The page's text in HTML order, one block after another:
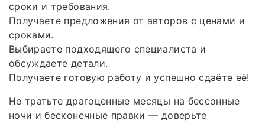
сроки и требования.
Получаете предложения от авторов с ценами и
сроками.
Выбираете подходящего специалиста и
обсуждаете детали.
Получаете готовую работу и успешно сдаёте её!
Не тратьте драгоценные месяцы на бессонные
ночи и бесконечные правки — доверьте